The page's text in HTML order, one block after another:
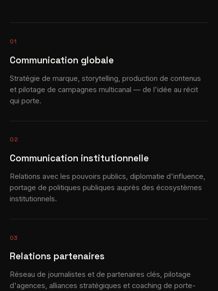
01
Communication globale
Stratégie de marque, storytelling, production de contenus
et pilotage de campagnes multicanal — de l'idée au récit
qui porte.
02
Communication institutionnelle
Relations avec les pouvoirs publics, diplomatie d'influence,
portage de politiques publiques auprès des écosystèmes
institutionnels.
03
Relations partenaires
Réseau de journalistes et de partenaires clés, pilotage
d'agences, alliances stratégiques et coaching de porte-